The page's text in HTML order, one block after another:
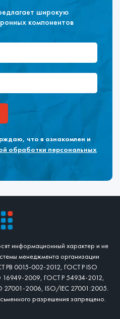
широкую
компонентов
что я ознакомлен и
обработки персональных
информационный характер и не
менеджмента организации
РВ 0015-002-2012, ГОСТ Р ISO
16949-2009, ГОСТ Р 54934-2012,
2006, ISO/IEC 27001:2005.
разрешения запрещено.